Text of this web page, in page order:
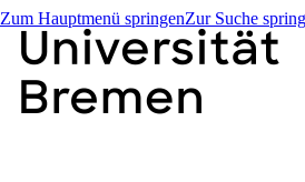
Zum Hauptmenü springenZur Suche